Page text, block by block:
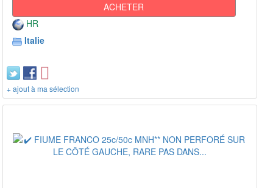
ACHETER
HR
Italie
+ ajout à ma sélection